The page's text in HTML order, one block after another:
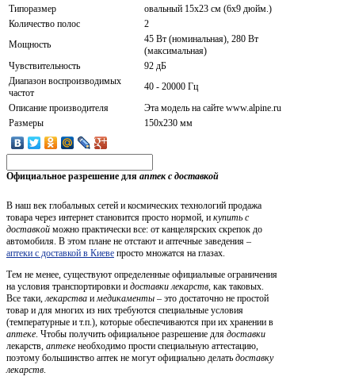
Типоразмер
овальный 15x23 см (6x9 дюйм.)
Количество полос
2
Мощность
45 Вт (номинальная), 280 Вт
(максимальная)
Чувствительность
92 дБ
Диапазон воспроизводимых
частот
40 - 20000 Гц
Описание производителя
Эта модель на сайте www.alpine.ru
Размеры
150х230 мм
Официальное разрешение для аптек с доставкой
В наш век глобальных сетей и космических технологий продажа
товара через интернет становится просто нормой, и купить с
доставкой можно практически все: от канцелярских скрепок до
автомобиля. В этом плане не отстают и аптечные заведения –
аптеки с доставкой в Киеве просто множатся на глазах.
Тем не менее, существуют определенные официальные ограничения
на условия транспортировки и доставки лекарств, как таковых.
Все таки,лекарства имедикаменты – это достаточно не простой
товар и для многих из них требуются специальные условия
(температурные и т.п.), которые обеспечиваются при их хранении в
аптеке. Чтобы получить официальное разрешение для доставки
лекарств, аптеке необходимо прости специальную аттестацию,
поэтому большинство аптек не могут официально делать доставку
лекарств.